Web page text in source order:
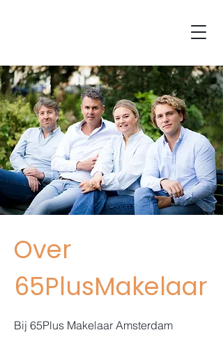
Over
65PlusMakelaar
Bij 65Plus Makelaar Amsterdam